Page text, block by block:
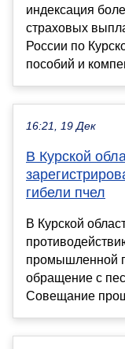
индексация
страховых
России по
пособий и
16:21, 19 Дек
В Курской
гибели пчел
В Курской
промышленной
обращение с
Совещание